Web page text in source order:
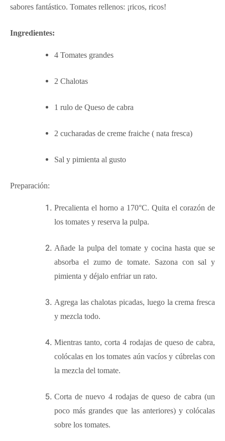
sabores fantástico. Tomates rellenos: ¡ricos, ricos!
Ingredientes:
4 Tomates grandes
2 Chalotas
1 rulo de Queso de cabra
2 cucharadas de creme fraiche ( nata fresca)
Sal y pimienta al gusto
Preparación:
Precalienta el horno a 170°C. Quita el corazón de
los tomates y reserva la pulpa.
Añade la pulpa del tomate y cocina hasta que se
absorba el zumo de tomate. Sazona con sal y
pimienta y déjalo enfriar un rato.
Agrega las chalotas picadas, luego la crema fresca
y mezcla todo.
Mientras tanto, corta 4 rodajas de queso de cabra,
colócalas en los tomates aún vacíos y cúbrelas con
la mezcla del tomate.
Corta de nuevo 4 rodajas de queso de cabra (un
poco más grandes que las anteriores) y colócalas
sobre los tomates.